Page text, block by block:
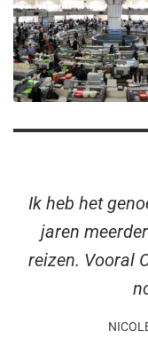
Ik heb het
jaren
reizen. Vooral